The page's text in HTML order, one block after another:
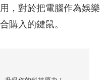
，對於把電腦作為娛樂
購入的鍵鼠。